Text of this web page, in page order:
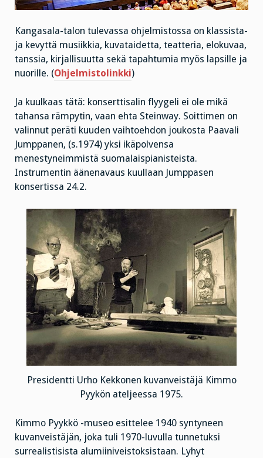
Kangasala-talon tulevassa ohjelmistossa on klassista-
ja kevyttä musiikkia, kuvataidetta, teatteria, elokuvaa,
tanssia, kirjallisuutta sekä tapahtumia myös lapsille ja
nuorille. (Ohjelmistolinkki)
Ja kuulkaas tätä: konserttisalin flyygeli ei ole mikä
tahansa rämpytin, vaan ehta Steinway. Soittimen on
valinnut peräti kuuden vaihtoehdon joukosta Paavali
Jumppanen, (s.1974) yksi ikäpolvensa
menestyneimmistä suomalaispianisteista.
Instrumentin äänenavaus kuullaan Jumppasen
konsertissa 24.2.
Presidentti Urho Kekkonen kuvanveistäjä Kimmo
Pyykön ateljeessa 1975.
Kimmo Pyykkö -museo esittelee 1940 syntyneen
kuvanveistäjän, joka tuli 1970-luvulla tunnetuksi
surrealistisista alumiiniveistoksistaan. Lyhyt